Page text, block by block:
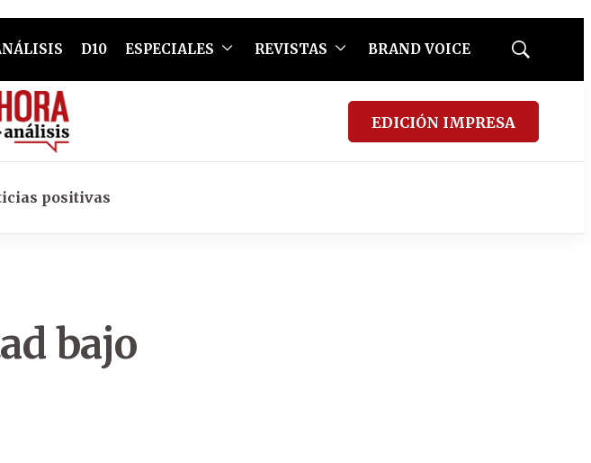
D10 ESPECIALES REVISTAS BRAND VOICE
Mostrar
EDICIÓN IMPRESA
positivas
bajo